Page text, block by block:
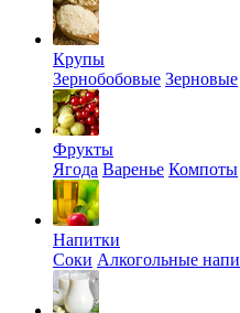
Крупы
Зернобобовые Зерновые
Фрукты
Ягода Варенье Компоты
Напитки
Соки Алкогольные